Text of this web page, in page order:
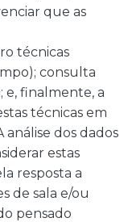
que as
técnicas
consulta
e, finalmente, a
técnicas em
dos dados
estas
resposta a
de sala e/ou
pensado